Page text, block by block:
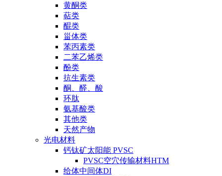
黄酮类
萜类
醌类
甾体类
苯丙素类
二苯乙烯类
酚类
抗生素类
酮、醛、酸
环肽
氨基酸类
其他类
天然产物
光电材料
钙钛矿太阳能 PVSC
PVSC空穴传输材料HTM
给体中间体DI